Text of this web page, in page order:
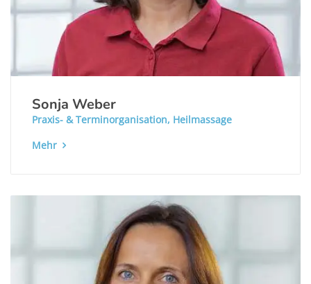
Sonja Weber
Praxis- & Terminorganisation, Heilmassage
Mehr